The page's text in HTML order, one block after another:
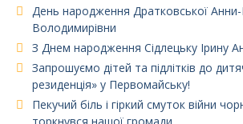
День народження Дратковської Анни-
Володимирівни
З Днем народження Сідлецьку Ірину
Запрошуємо дітей та підлітків до
резиденція» у Первомайську!
Пекучий біль і гіркий смуток війни